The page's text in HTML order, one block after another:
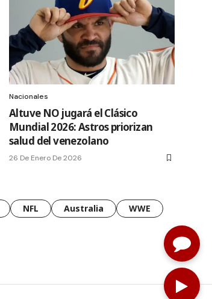
Nacionales
Altuve NO jugará el Clásico
Mundial 2026: Astros priorizan
salud del venezolano
26 De Enero De 2026
NFL Australia
WWE